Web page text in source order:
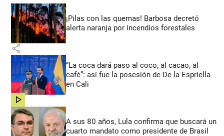
¡Pilas con las quemas! Barbosa decretó
alerta naranja por incendios forestales
share
“La coca dará paso al coco, al cacao, al
café”: así fue la posesión de De la Espriella
en Cali
share
A sus 80 años, Lula confirma que buscará un
cuarto mandato como presidente de Brasil